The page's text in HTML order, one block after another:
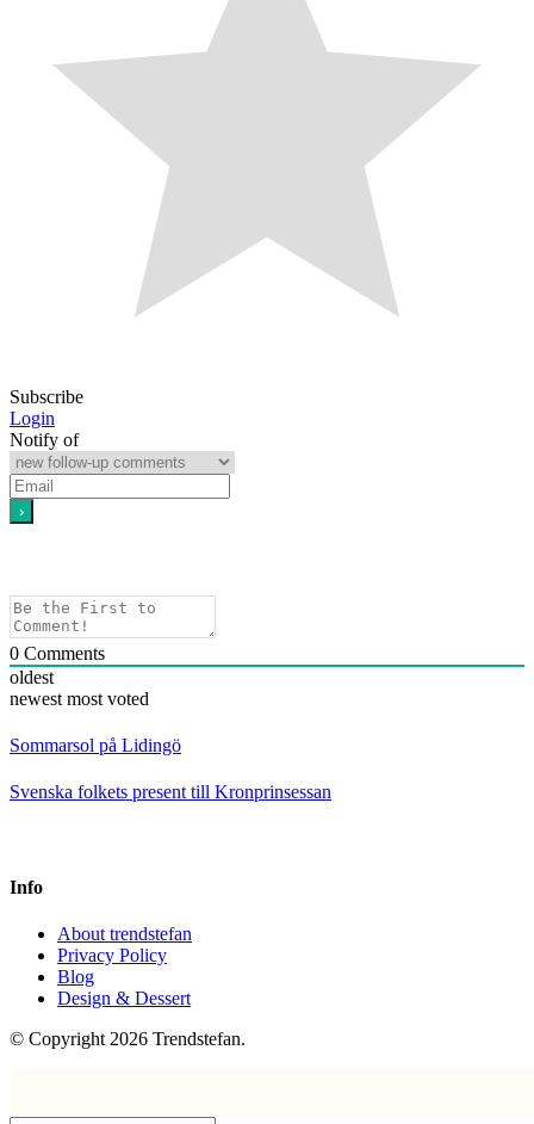
Subscribe
Login
Notify of
0 Comments
oldest
newest most voted
Sommarsol på Lidingö
Svenska folkets present till Kronprinsessan
Info
About trendstefan
Privacy Policy
Blog
Design & Dessert
© Copyright 2026 Trendstefan.